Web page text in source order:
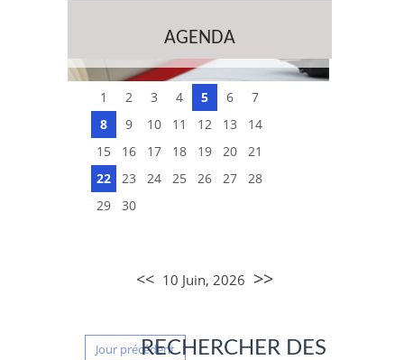
AGENDA
1 2 3 4 5 6
7
8
9 10 11 12 13
14
15
16 17 18 19 20
21
22
23 24 25 26 27
28
29
30
<< 10 Juin, 2026 >>
Jour précédentRECHERCHER DES